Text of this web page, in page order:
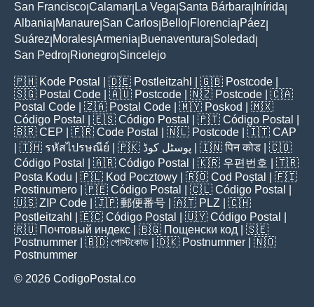
San Francisco Calamar La Vega Santa Bárbara Inírida
Albania Manaure San Carlos Bello Florencia Páez
Suárez Morales Armenia Buenaventura Soledad
San Pedro Rionegro Sincelejo
🇵🇭 Kode Postal | 🇩🇪 Postleitzahl | 🇬🇧 Postcode
🇸🇬 Postal Code | 🇦🇺 Postcode | 🇳🇿 Postcode | 🇨🇦
Postal Code | 🇿🇦 Postal Code | 🇲🇾 Poskod
| 🇲🇽
Código Postal
| 🇪🇸 Código Postal | 🇵🇹 Código Postal
🇧🇷 CEP | 🇫🇷 Code Postal | 🇳🇱 Postcode | 🇮🇹 CAP
| 🇹🇭 รหัสไปรษณีย์ | 🇵🇰 پوسٹل کوڈ | 🇮🇳पिन कोड | 🇨🇴
Código Postal
| 🇦🇷 Código Postal | 🇰🇷 우편번호
| 🇹🇷
Posta Kodu | 🇵🇱 Kod Pocztowy | 🇷🇴 Cod Poștal
| 🇫🇮
Postinumero | 🇵🇪 Código Postal | 🇨🇱 Código Postal
🇺🇸 ZIP Code | 🇯🇵 郵便番号 | 🇦🇹 PLZ | 🇨🇭
Postleitzahl
| 🇪🇨 Código Postal | 🇺🇾 Código Postal
🇷🇺 Почтовый индекс | 🇧🇬 Пощенски код | 🇸🇪
Postnummer | 🇧🇩 পোস্টকোড | 🇩🇰 Postnummer | 🇳🇴
Postnummer
© 2026 CodigoPostal.co